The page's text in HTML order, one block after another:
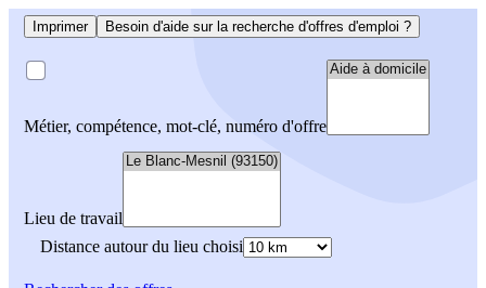
Imprimer Besoin d'aide sur la recherche d'offres d'emploi ?
Métier, compétence, mot-clé, numéro d'offre
Lieu de travail
Distance autour du lieu choisi